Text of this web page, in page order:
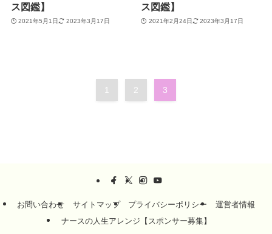
ス図鑑】
2021年5月1日 2023年3月17日
ス図鑑】
2021年2月24日 2023年3月17日
1 2 3
お問い合わせ サイトマップ プライバシーポリシー
運営者情報
ナースの人生アレンジ【スポンサー募集】